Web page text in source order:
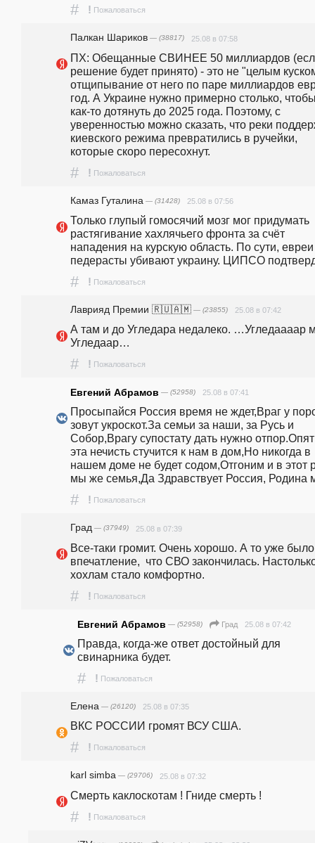
# ! Пожаловаться
Палкан Шариков — (38817) 25.08 в 07:58
ПХ: Обещанные СВИНЕЕ 50 миллиардов
решение будет принято) - это не "целым
отщипывание от него по паре миллиардов
год. А Украине нужно примерно столько,
как-то дотянуть до 2025 года. Поэтому, с
уверенностью можно сказать, что реки
киевского режима превратились в ручейки,
которые скоро пересохнут.
# ! Пожаловаться
Камaз Гутaлина — (31428) 25.08 в 07:56
Только глупый гомосячий мозг мог придумать
растягивание хахлячьего фронта за счёт
нападения на курскую область. По сути,
педерасты убивают украину. ЦИПСО
# ! Пожаловаться
Лаврияд Премии 🇷🇺🇦🇲 — (23855) 25.08 в 07:42
А там и до Угледара недалеко. …Угледаааар
Угледаар…
# ! Пожаловаться
Евгений Абрамов — (52958) 25.08 в 07:41
Просыпайся Россия время не ждет,Враг у
зовут укроскот.За семьи за наши, за Русь и
Собор,Врагу супостату дать нужно
эта нечисть стучится к нам в дом,Но никогда в
нашем доме не будет содом,Отгоним и в этот
мы же семья,Да Здравствует Россия, Родина
# ! Пожаловаться
Град — (37949) 25.08 в 07:39
Все-таки громит. Очень хорошо. А то уже было
впечатление,  что СВО закончилась.
хохлам стало комфортно.
# ! Пожаловаться
Евгений Абрамов — (52958) Град 25.08 в 07:42
Правда, когда-же ответ достойный для
свинарника будет.
# ! Пожаловаться
Елена — (26120) 25.08 в 07:35
ВКС РОССИИ громят ВСУ США.
# ! Пожаловаться
karl simba — (29706) 25.08 в 07:32
Смерть каклоскотам ! Гниде смерть !
# ! Пожаловаться